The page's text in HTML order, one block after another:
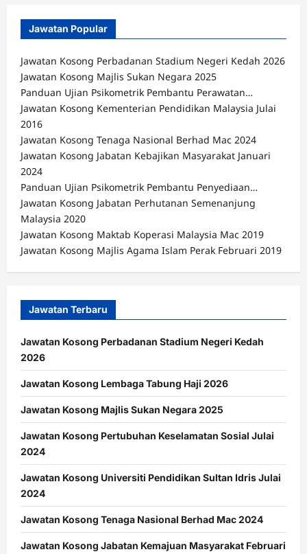
Jawatan Popular
Jawatan Kosong Perbadanan Stadium Negeri Kedah 2026
Jawatan Kosong Majlis Sukan Negara 2025
Panduan Ujian Psikometrik Pembantu Perawatan…
Jawatan Kosong Kementerian Pendidikan Malaysia Julai
2016
Jawatan Kosong Tenaga Nasional Berhad Mac 2024
Jawatan Kosong Jabatan Kebajikan Masyarakat Januari
2024
Panduan Ujian Psikometrik Pembantu Penyediaan…
Jawatan Kosong Jabatan Perhutanan Semenanjung
Malaysia 2020
Jawatan Kosong Maktab Koperasi Malaysia Mac 2019
Jawatan Kosong Majlis Agama Islam Perak Februari 2019
Jawatan Terbaru
Jawatan Kosong Perbadanan Stadium Negeri Kedah
2026
Jawatan Kosong Lembaga Tabung Haji 2026
Jawatan Kosong Majlis Sukan Negara 2025
Jawatan Kosong Pertubuhan Keselamatan Sosial Julai
2024
Jawatan Kosong Universiti Pendidikan Sultan Idris Julai
2024
Jawatan Kosong Tenaga Nasional Berhad Mac 2024
Jawatan Kosong Jabatan Kemajuan Masyarakat Februari